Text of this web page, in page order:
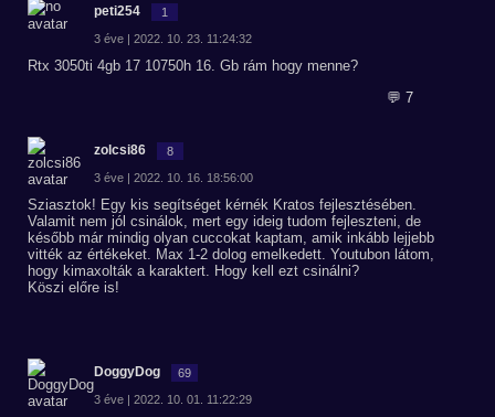
peti254 1
3 éve | 2022. 10. 23. 11:24:32
Rtx 3050ti 4gb 17 10750h 16. Gb rám hogy menne?
💬 7
zolcsi86 8
3 éve | 2022. 10. 16. 18:56:00
Sziasztok! Egy kis segítséget kérnék Kratos fejlesztésében.
Valamit nem jól csinálok, mert egy ideig tudom fejleszteni, de
később már mindig olyan cuccokat kaptam, amik inkább lejjebb
vitték az értékeket. Max 1-2 dolog emelkedett. Youtubon látom,
hogy kimaxolták a karaktert. Hogy kell ezt csinálni?
Köszi előre is!
DoggyDog 69
3 éve | 2022. 10. 01. 11:22:29